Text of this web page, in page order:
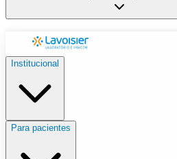
Institucional
Para pacientes